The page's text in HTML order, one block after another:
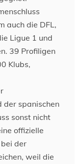
auch die DFL,
Ligue 1 und
39 Profiligen
Klubs,
der spanischen
sonst nicht
offizielle
der
weil die